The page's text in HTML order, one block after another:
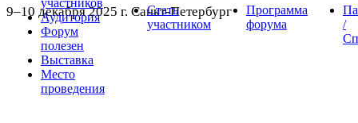
9–10 декабря 2025 г. Санкт-Петербург
участников
Аудитория
Форум
полезен
Выставка
Место
проведения
Стать
участником
Программа
форума
/